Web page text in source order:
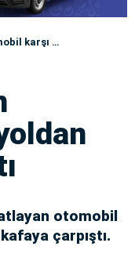
cipe çarptı
otomobil
çarpıştı.